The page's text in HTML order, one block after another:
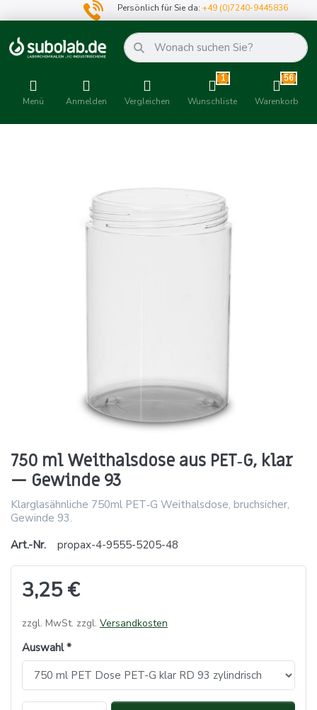
Persönlich für Sie da:+49 (0)7240-9445836
Menü Anmelden Vergleichen
1
Wunschliste
56
Warenkorb
750 ml Weithalsdose aus PET‑G, klar
— Gewinde 93
Klarglasähnliche 750ml PET‑G Weithalsdose, bruchsicher,
Gewinde 93.
Art.-Nr.
propax-4-9555-5205-48
3,25 €
zzgl. MwSt. zzgl. Versandkosten
Auswahl